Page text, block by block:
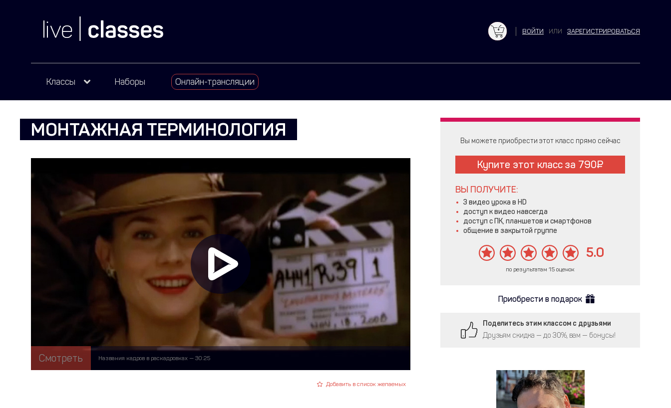
ВОЙТИ ИЛИ ЗАРЕГИСТРИРОВАТЬСЯ
Классы Наборы Онлайн-трансляции
МОНТАЖНАЯ ТЕРМИНОЛОГИЯ
Смотреть Названия кадров в раскадровках — 30:25
Добавить в список желаемых
Вы можете приобрести этот класс прямо сейчас
Купите этот класс за 790
ВЫ ПОЛУЧИТЕ:
3 видео урока в HD
доступ к видео навсегда
доступ с ПК, планшетов и смартфонов
общение в закрытой группе
5.0
по результатам 15 оценок
Приобрести в подарок
Поделитесь этим классом с друзьями
Друзьям скидка — до 30%, вам — бонусы!